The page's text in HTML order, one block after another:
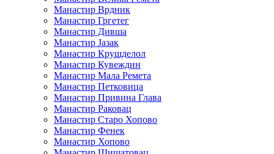
Манастир Врдник
Манастир Гргетег
Манастир Дивша
Манастир Јазак
Манастир Крушделол
Манастир Кувеждин
Манастир Мала Ремета
Манастир Петковица
Манастир Привина Глава
Манастир Раковац
Манастир Старо Хопово
Манастир Фенек
Манастир Хопово